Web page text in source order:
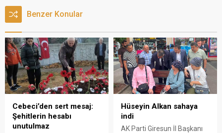
Benzer Konular
Cebeci’den sert mesaj:
Şehitlerin hesabı
unutulmaz
Hüseyin Alkan sahaya
indi
AK Parti Giresun İl Başkanı